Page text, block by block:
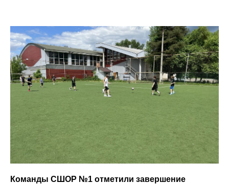
Команды СШОР №1 отметили завершение